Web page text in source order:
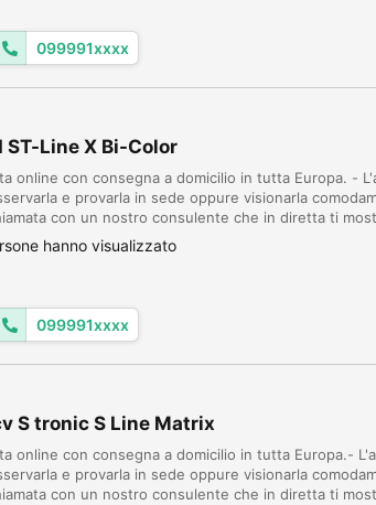
099991xxxx
ST-Line X Bi-Color
online con consegna a domicilio in tutta Europa. -
e provarla in sede oppure visionarla
con un nostro consulente che in diretta ti
richiesta. SOLITO AUTO da oltre un ventennio nel
hanno visualizzato
099991xxxx
S tronic S Line Matrix
online con consegna a domicilio in tutta Europa.-
e provarla in sede oppure visionarla
con un nostro consulente che in diretta ti